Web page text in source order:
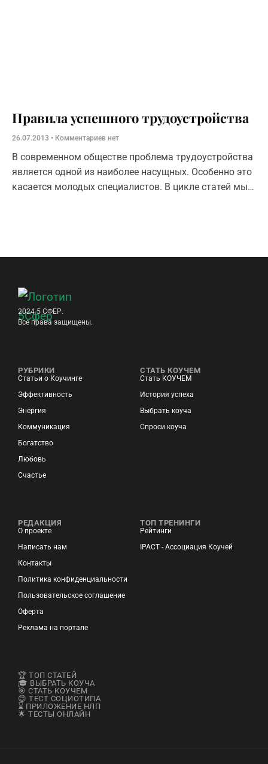
Правила успешного трудоустройства
26.07.2013 Комментариев нет
В современном обществе проблема трудоустройства
является одной из наиболее насущных. Особенно это
касается молодых специалистов. В цикле статей мы
2024 5 СФЕР.
Все права защищены.
РУБРИКИ
Статьи о Коучинге
Эффективность
Энергия
Коммуникация
Богатство
Любовь
Счастье
СТАТЬ КОУЧЕМ
Стать КОУЧЕМ
История успеха
Выбрать коуча
Спроси коуча
РЕДАКЦИЯ
О проекте
Написать нам
Контакты
Политика конфиденциальности
Пользовательское соглашение
Оферта
Реклама на портале
ТОП ТРЕНИНГИ
Рейтинги
IPACT - Ассоциация Коучей
🏆 ТОП СТАТЕЙ
🎓 ВЫБРАТЬ КОУЧА
🎯 СТАТЬ КОУЧЕМ
😊 ТЕСТ СОЦИОТИПА
⌛ ПРИЛОЖЕНИЕ НЛП
🌟 ТЕСТЫ ОНЛАЙН